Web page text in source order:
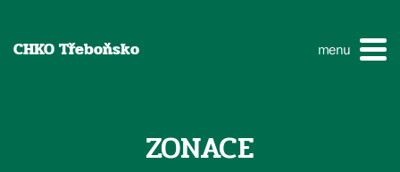
CHKO Třeboňsko menu
ZONACE